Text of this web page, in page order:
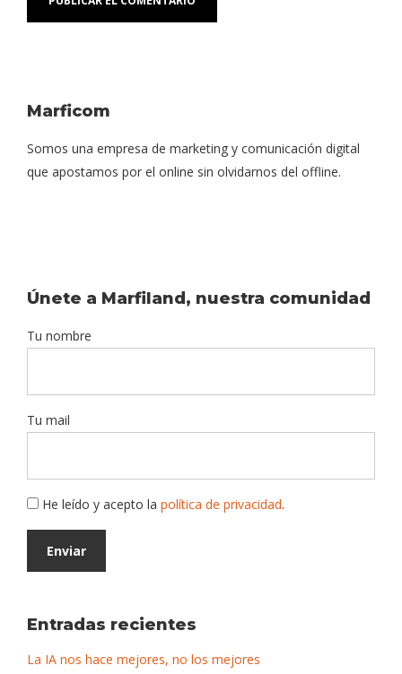
Marficom
Somos una empresa de marketing y comunicación digital
que apostamos por el online sin olvidarnos del offline.
Únete a Marfiland, nuestra comunidad
Tu nombre
Tu mail
He leído y acepto la política de privacidad.
Entradas recientes
La IA nos hace mejores, no los mejores